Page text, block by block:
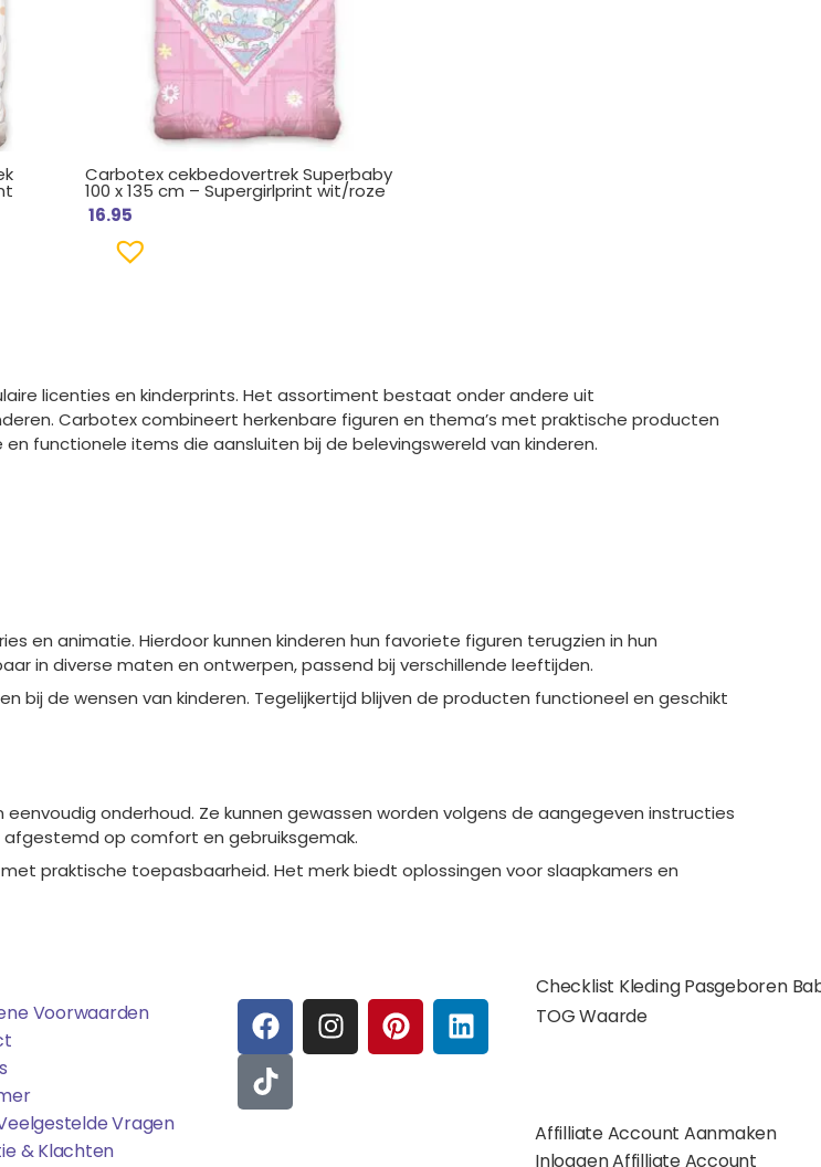
Carbotex cekbedovertrek Superbaby
100 x 135 cm – Supergirlprint wit/roze
16.95
licenties en kinderprints. Het assortiment bestaat onder andere uit
Carbotex combineert herkenbare figuren en thema’s met praktische producten
functionele items die aansluiten bij de belevingswereld van kinderen.
en animatie. Hierdoor kunnen kinderen hun favoriete figuren terugzien in hun
in diverse maten en ontwerpen, passend bij verschillende leeftijden.
bij de wensen van kinderen. Tegelijkertijd blijven de producten functioneel en geschikt
onderhoud. Ze kunnen gewassen worden volgens de aangegeven instructies
afgestemd op comfort en gebruiksgemak.
praktische toepasbaarheid. Het merk biedt oplossingen voor slaapkamers en
Voorwaarden
Vragen
& Klachten
F
A
C
E
B
I
N
S
P
I
N
L
I
N
T
I
K
T
O
Checklist Kleding Pasgeboren
TOG Waarde
Affilliate Account Aanmaken
Inloggen Affilliate Account